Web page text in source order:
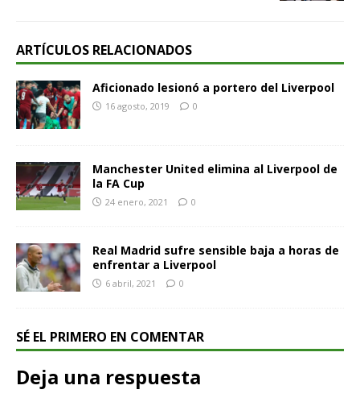
ARTÍCULOS RELACIONADOS
Aficionado lesionó a portero del Liverpool
16 agosto, 2019 0
Manchester United elimina al Liverpool de
la FA Cup
24 enero, 2021 0
Real Madrid sufre sensible baja a horas de
enfrentar a Liverpool
6 abril, 2021 0
SÉ EL PRIMERO EN COMENTAR
Deja una respuesta